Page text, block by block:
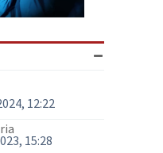
12:22
15:28